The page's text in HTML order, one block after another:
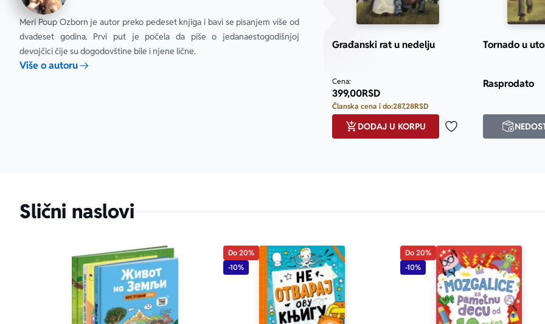
Meri Poup Ozborn je autor preko pedeset knjiga i bavi se pisanjem više od
dvadeset godina. Prvi put je počela da piše o jedanaestogodišnjoj
devojčici čije su dogodovštine bile i njene lične.
Više o autoru
Građanski rat u nedelju
Cena:
399,00RSD
Članska cena i do:287,28RSD
Dodaj u omiljene
DODAJ U KORPU
Tornado u
Rasprodato
Slični naslovi
Do 20%
-10%
Do 20%
-10%